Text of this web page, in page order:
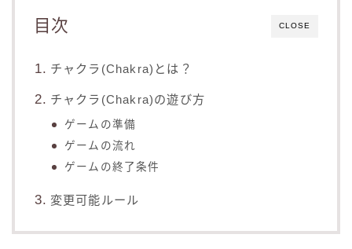
CLOSE
目次
チャクラ(Chakra)とは？
チャクラ(Chakra)の遊び方
ゲームの準備
ゲームの流れ
ゲームの終了条件
変更可能ルール